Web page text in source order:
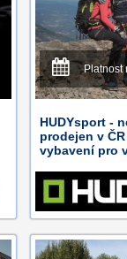
Platnost
HUDYsport -
prodejen v
vybavení pro